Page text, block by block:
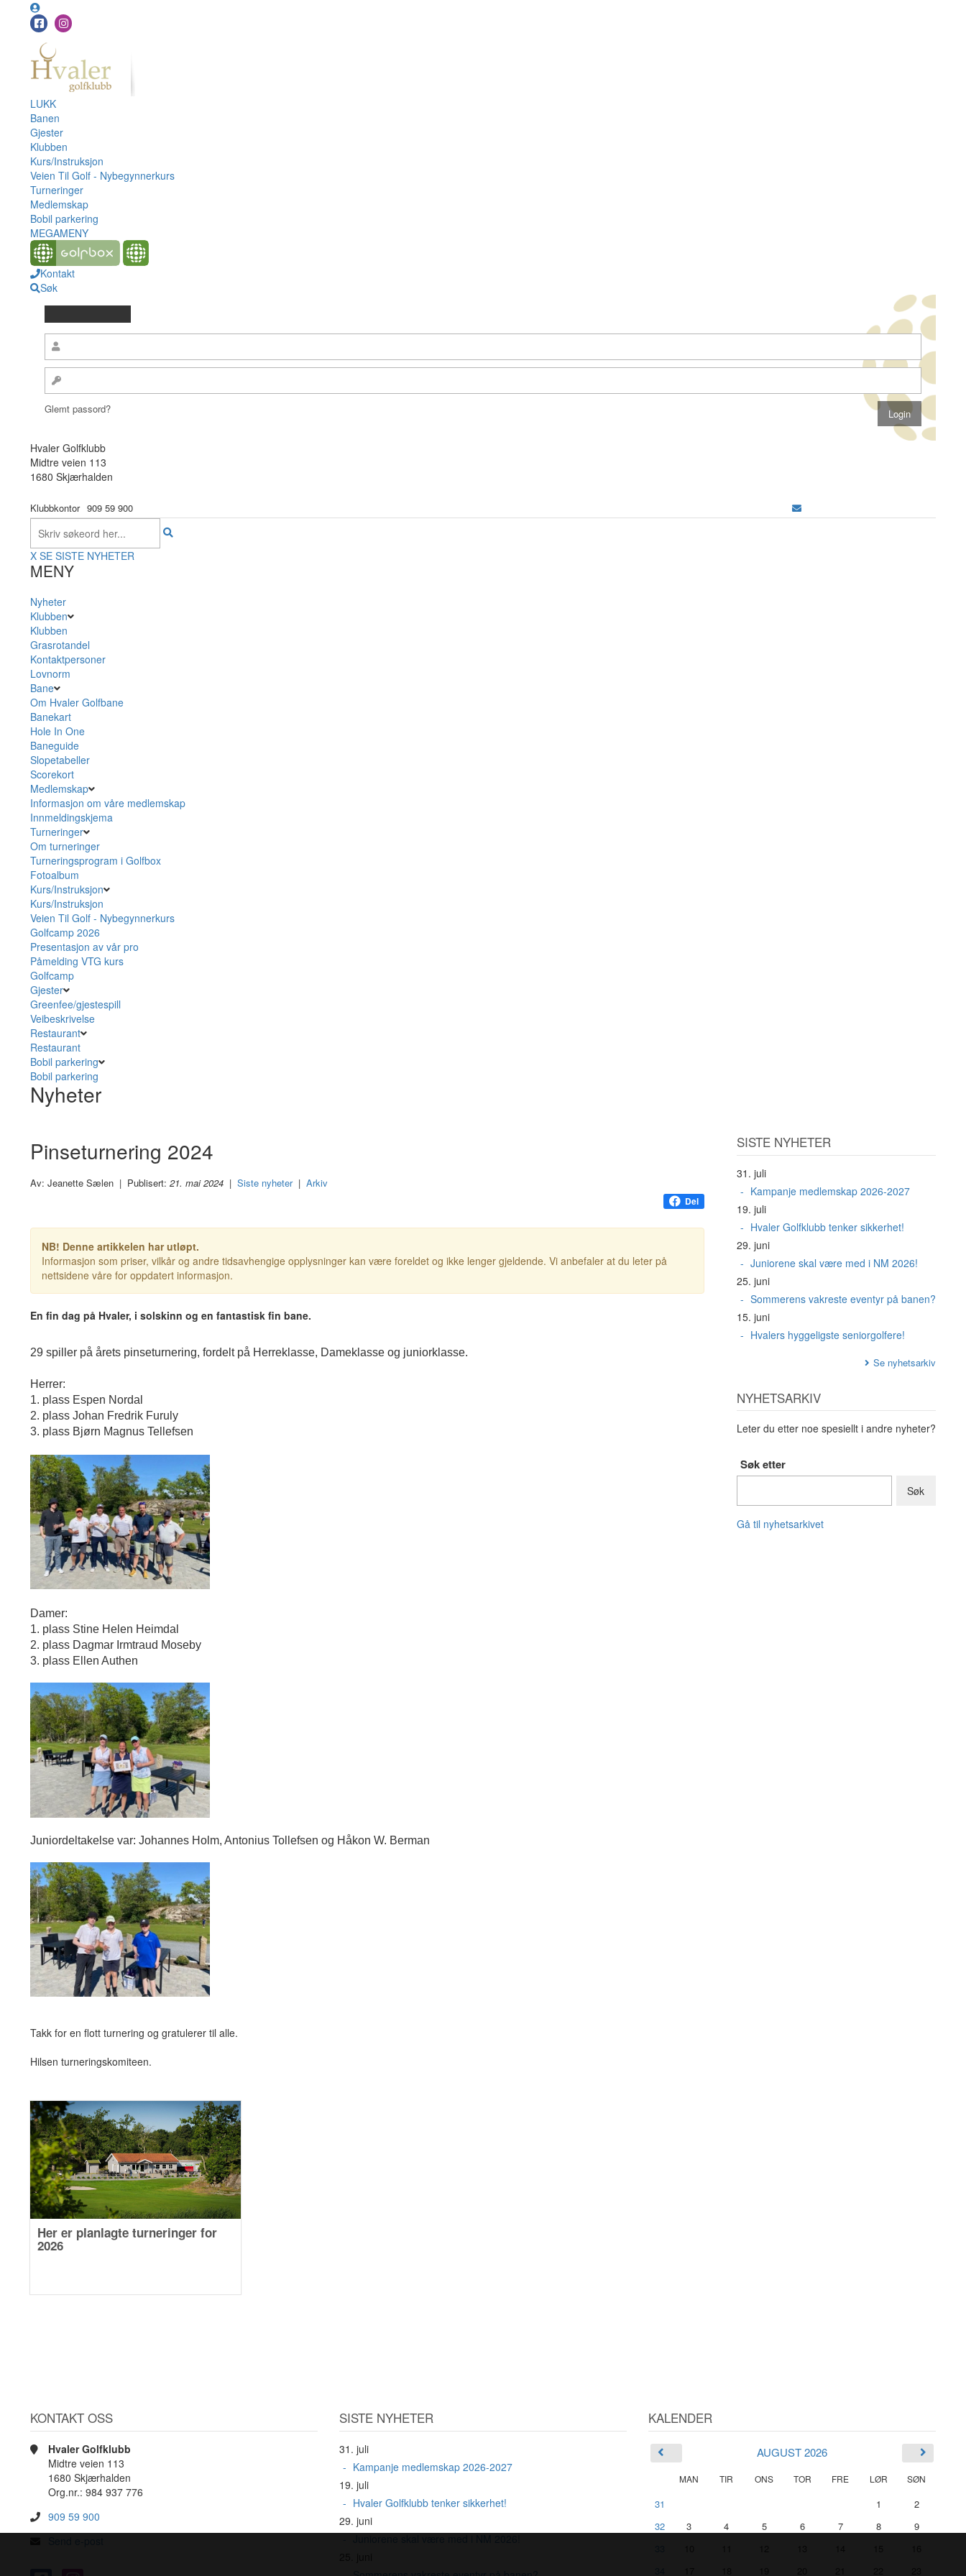
LUKK
Banen
Gjester
Klubben
Kurs/Instruksjon
Veien Til Golf - Nybegynnerkurs
Turneringer
Medlemskap
Bobil parkering
MEGAMENY
Kontakt
Søk
Glemt passord?
Hvaler Golfklubb
Midtre veien 113
1680 Skjærhalden
Klubbkontor 909 59 900
X SE SISTE NYHETER
MENY
Nyheter
Klubben
Klubben
Grasrotandel
Kontaktpersoner
Lovnorm
Bane
Om Hvaler Golfbane
Banekart
Hole In One
Baneguide
Slopetabeller
Scorekort
Medlemskap
Informasjon om våre medlemskap
Innmeldingskjema
Turneringer
Om turneringer
Turneringsprogram i Golfbox
Fotoalbum
Kurs/Instruksjon
Kurs/Instruksjon
Veien Til Golf - Nybegynnerkurs
Golfcamp 2026
Presentasjon av vår pro
Påmelding VTG kurs
Golfcamp
Gjester
Greenfee/gjestespill
Veibeskrivelse
Restaurant
Restaurant
Bobil parkering
Bobil parkering
Nyheter
Pinseturnering 2024
Av: Jeanette Sælen | Publisert: 21. mai 2024 | Siste nyheter| Arkiv
Del
NB! Denne artikkelen har utløpt.
Informasjon som priser, vilkår og andre tidsavhengige opplysninger kan være foreldet og ikke lenger gjeldende. Vi anbefaler at du leter på
nettsidene våre for oppdatert informasjon.
En fin dag på Hvaler, i solskinn og en fantastisk fin bane.
29 spiller på årets pinseturnering, fordelt på Herreklasse, Dameklasse og juniorklasse.
Herrer:
1. plass Espen Nordal
2. plass Johan Fredrik Furuly
3. plass Bjørn Magnus Tellefsen
Damer:
1. plass Stine Helen Heimdal
2. plass Dagmar Irmtraud Moseby
3. plass Ellen Authen
Juniordeltakelse var: Johannes Holm, Antonius Tollefsen og Håkon W. Berman
Takk for en flott turnering og gratulerer til alle.
Hilsen turneringskomiteen.
SISTE NYHETER
31. juli
Kampanje medlemskap 2026-2027
19. juli
Hvaler Golfklubb tenker sikkerhet!
29. juni
Juniorene skal være med i NM 2026!
25. juni
Sommerens vakreste eventyr på banen?
15. juni
Hvalers hyggeligste seniorgolfere!
Se nyhetsarkiv
NYHETSARKIV
Leter du etter noe spesiellt i andre nyheter?
Søk etter
Gå til nyhetsarkivet
Her er planlagte turneringer for
2026
KONTAKT OSS
Hvaler Golfklubb
Midtre veien 113
1680 Skjærhalden
Org.nr.: 984 937 776
909 59 900
SISTE NYHETER
31. juli
Kampanje medlemskap 2026-2027
19. juli
Hvaler Golfklubb tenker sikkerhet!
29. juni
KALENDER
AUGUST 2026
MAN TIR ONS TOR FRE LØR SØN
31 1
2
32
3 4 5 6 7 8
9